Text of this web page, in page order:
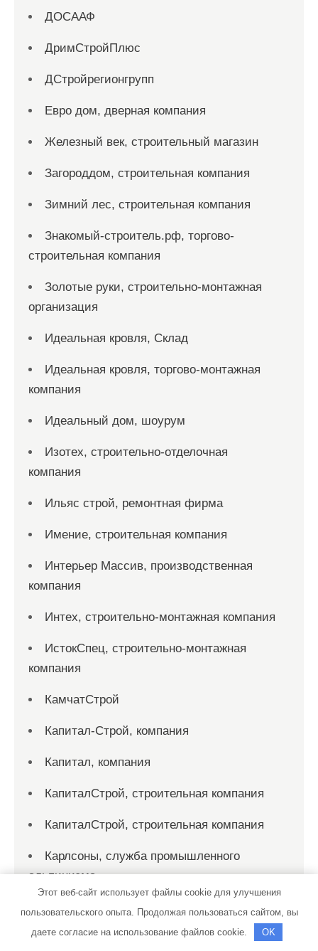
ДОСААФ
ДримСтройПлюс
ДСтройрегионгрупп
Евро дом, дверная компания
Железный век, строительный магазин
Загороддом, строительная компания
Зимний лес, строительная компания
Знакомый-строитель.рф, торгово-
строительная компания
Золотые руки, строительно-монтажная
организация
Идеальная кровля, Склад
Идеальная кровля, торгово-монтажная
компания
Идеальный дом, шоурум
Изотех, строительно-отделочная
компания
Ильяс строй, ремонтная фирма
Имение, строительная компания
Интерьер Массив, производственная
компания
Интех, строительно-монтажная компания
ИстокСпец, строительно-монтажная
компания
КамчатСтрой
Капитал-Строй, компания
Капитал, компания
КапиталСтрой, строительная компания
КапиталСтрой, строительная компания
Карлсоны, служба промышленного
альпинизма
Карлсоны, служба промышленного
альпинизма
Этот веб-сайт использует файлы cookie для улучшения
пользовательского опыта. Продолжая пользоваться сайтом, вы
даете согласие на использование файлов cookie.
OK